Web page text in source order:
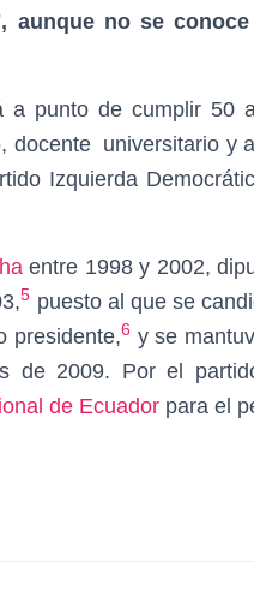
aunque no se
a punto de cumplir 50
docente universitario y
Izquierda
entre 1998 y 2002,
5 puesto al que se
presidente,6 y se
de 2009. Por el
de Ecuador para el